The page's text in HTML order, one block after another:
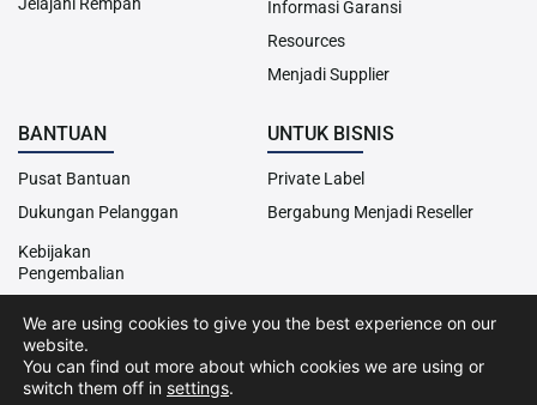
Informasi Garansi
Resources
Menjadi Supplier
BANTUAN
Pusat Bantuan
Dukungan Pelanggan
Kebijakan
Pengembalian
UNTUK BISNIS
Private Label
Bergabung Menjadi Reseller
Hak Cipta© 2013-2024 Cairo Food. Seluruh hak cipta dilindungi
undang-undang.
Kebijakan Cookies
We are using cookies to give you the best experience on our
website.
You can find out more about which cookies we are using or
switch them off in settings.